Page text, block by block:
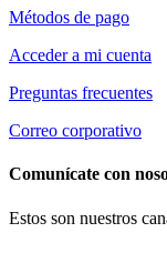
Métodos de pago
Acceder a mi cuenta
Preguntas frecuentes
Correo corporativo
Comunícate con
Estos son nuestros